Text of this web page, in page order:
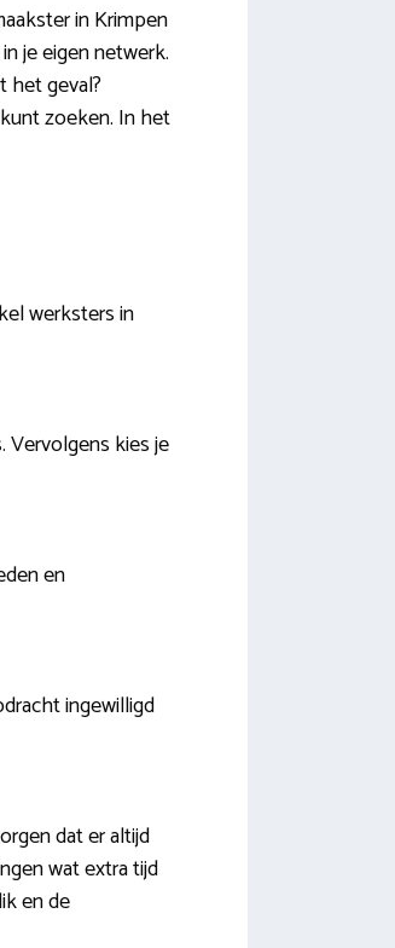
in Krimpen
je eigen netwerk.
het geval?
zoeken. In het
werksters in
Vervolgens kies je
en
ingewilligd
dat er altijd
wat extra tijd
en de